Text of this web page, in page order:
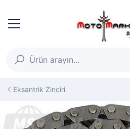
Eksantrik Zinciri